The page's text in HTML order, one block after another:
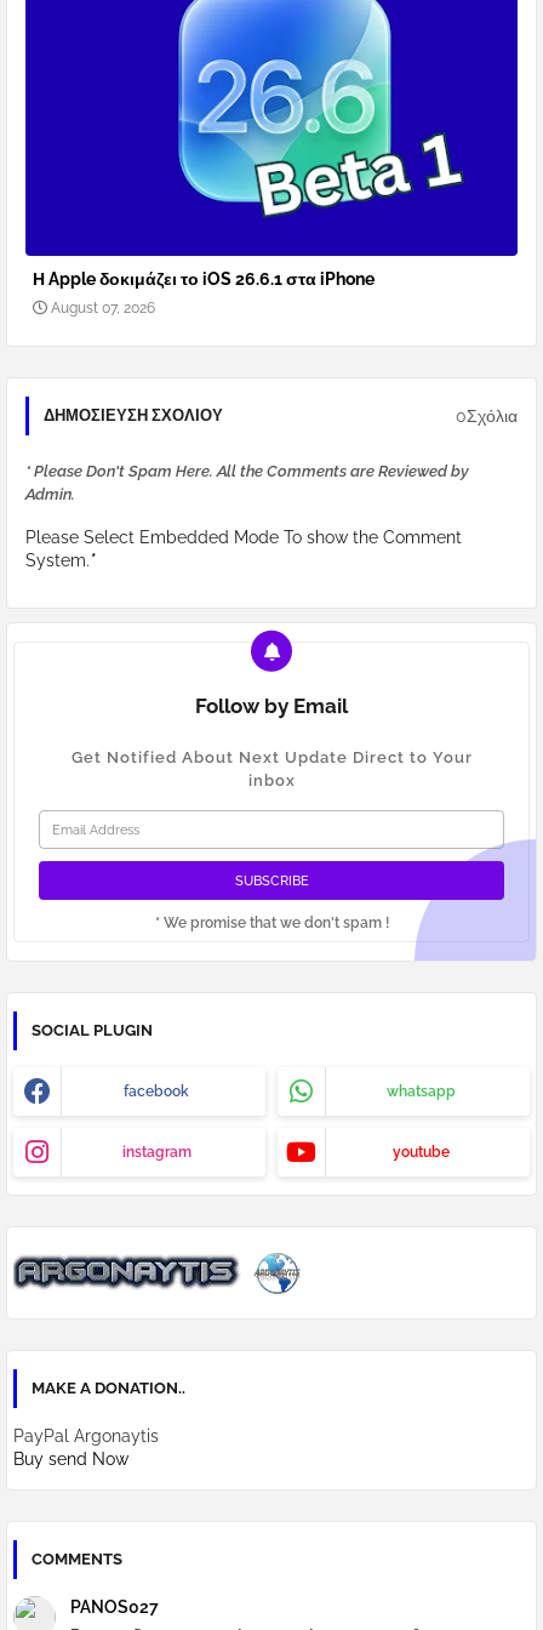
Η Apple δοκιμάζει το iOS 26.6.1 στα iPhone
August 07, 2026
ΔΗΜΟΣΊΕΥΣΗ ΣΧΟΛΊΟΥ 0Σχόλια
* Please Don't Spam Here. All the Comments are Reviewed by
Admin.
Please Select Embedded Mode To show the Comment
System.*
Follow by Email
Get Notified About Next Update Direct to Your
inbox
* We promise that we don't spam !
SOCIAL PLUGIN
facebook whatsapp
instagram youtube
MAKE A DONATION..
PayPal Argonaytis
Buy send Now
COMMENTS
PANOS027